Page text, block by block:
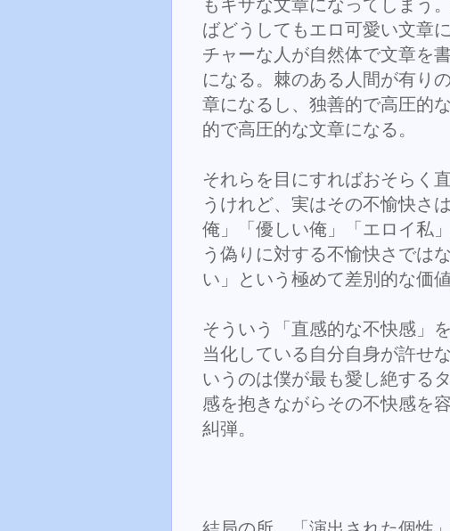
もキザな文章になってしまう
ばどうしてもエロ可愛い文章
チャーな人が自然体で文章を
になる。棘のある人間が有り
章になるし、独善的で高圧的
的で高圧的な文章になる。
それらを目にすればおそらく
うけれど、実はその不愉快さ
俺」「優しい俺」「エロイ私
う偽りに対する不愉快さでは
い」という極めて差別的な価
そういう「直感的な不快感」
当化している自分自身が許せ
いうのは僕が最も愛し絶する
感を抱きながらその不快感を
糾弾。